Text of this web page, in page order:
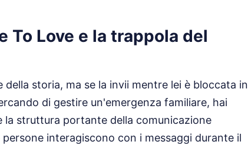
To Love e la trappola del
storia, ma se la invii mentre lei è bloccata in
di gestire un'emergenza familiare, hai
struttura portante della comunicazione
interagiscono con i messaggi durante il